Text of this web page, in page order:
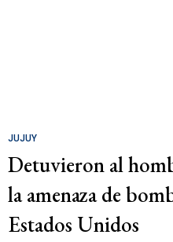
JUJUY
Detuvieron al
la amenaza de
Estados Unidos